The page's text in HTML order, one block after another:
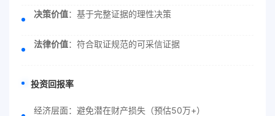
决策价值：基于完整证据的理性决策
法律价值：符合取证规范的可采信证据
投资回报率
经济层面：避免潜在财产损失（预估50万+）